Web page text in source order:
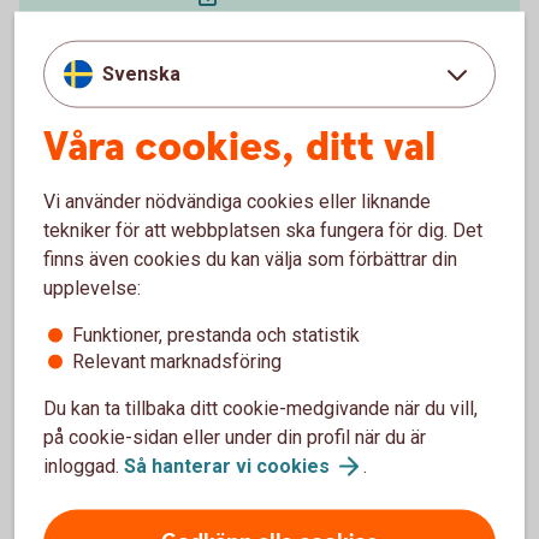
Så funkar bankintegrationen
Ny modern betalinfrastruktur i Sverige
Svenska
Våra cookies, ditt val
Vi använder nödvändiga cookies eller liknande
tekniker för att webbplatsen ska fungera för dig. Det
finns även cookies du kan välja som förbättrar din
upplevelse:
Funktioner, prestanda och statistik
Relevant marknadsföring
Du kan ta tillbaka ditt cookie-medgivande när du vill,
på cookie-sidan eller under din profil när du är
inloggad. Så hanterar vi cookies .